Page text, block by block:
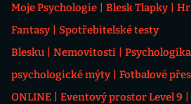
Moje Psychologie Blesk Tlapky
Fantasy
Spotřebitelské testy
Blesku
Nemovitosti
psychologické mýty
Fotbalové
ONLINE
Eventový prostor Level 9